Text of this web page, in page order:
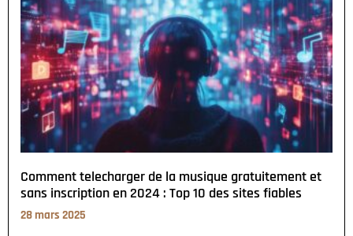
Comment telecharger de la musique gratuitement et
sans inscription en 2024 : Top 10 des sites fiables
28 mars 2025